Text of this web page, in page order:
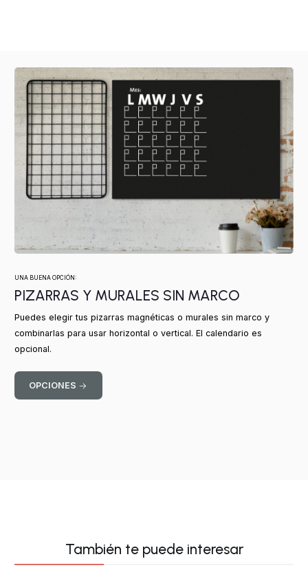
UNA BUENA OPCIÓN:
PIZARRAS Y MURALES SIN MARCO
Puedes elegir tus pizarras magnéticas o murales sin marco y
combinarlas para usar horizontal o vertical. El calendario es
opcional.
OPCIONES
También te puede interesar